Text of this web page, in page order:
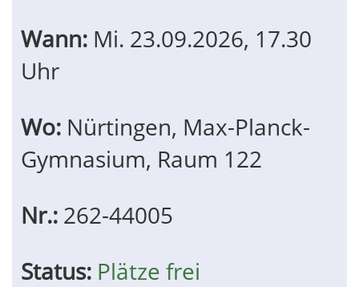
Wann: Mi. 23.09.2026, 17.30
Uhr
Wo: Nürtingen, Max-Planck-
Gymnasium, Raum 122
Nr.: 262-44005
Status: Plätze frei